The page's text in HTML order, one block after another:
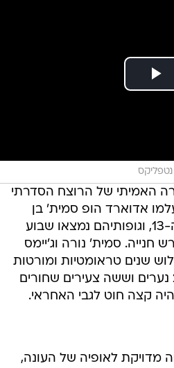
נטפליקס
האמיתי של הרוצח הסדרתי
בקיץ 1979 נעלמו אדוארד הופ סמית' בן
ה-14 ואלפרד ג'יימס בן ה-13, וגופותיהם נמצאו שבוע
חנייה. סמית' נורה וג'יימס
שנים טראומטיות ומורטות
עצבים, נעלמו ונרצחו 20 נערים וששה צעירים שחורים
קצה חוט לגבי האחראי.
מדויקת לאופיה של העונה,